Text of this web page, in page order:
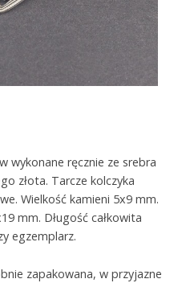
wykonane ręcznie ze srebra
złota. Tarcze kolczyka
Wielkość kamieni 5x9 mm.
mm. Długość całkowita
egzemplarz.
zapakowana, w przyjazne